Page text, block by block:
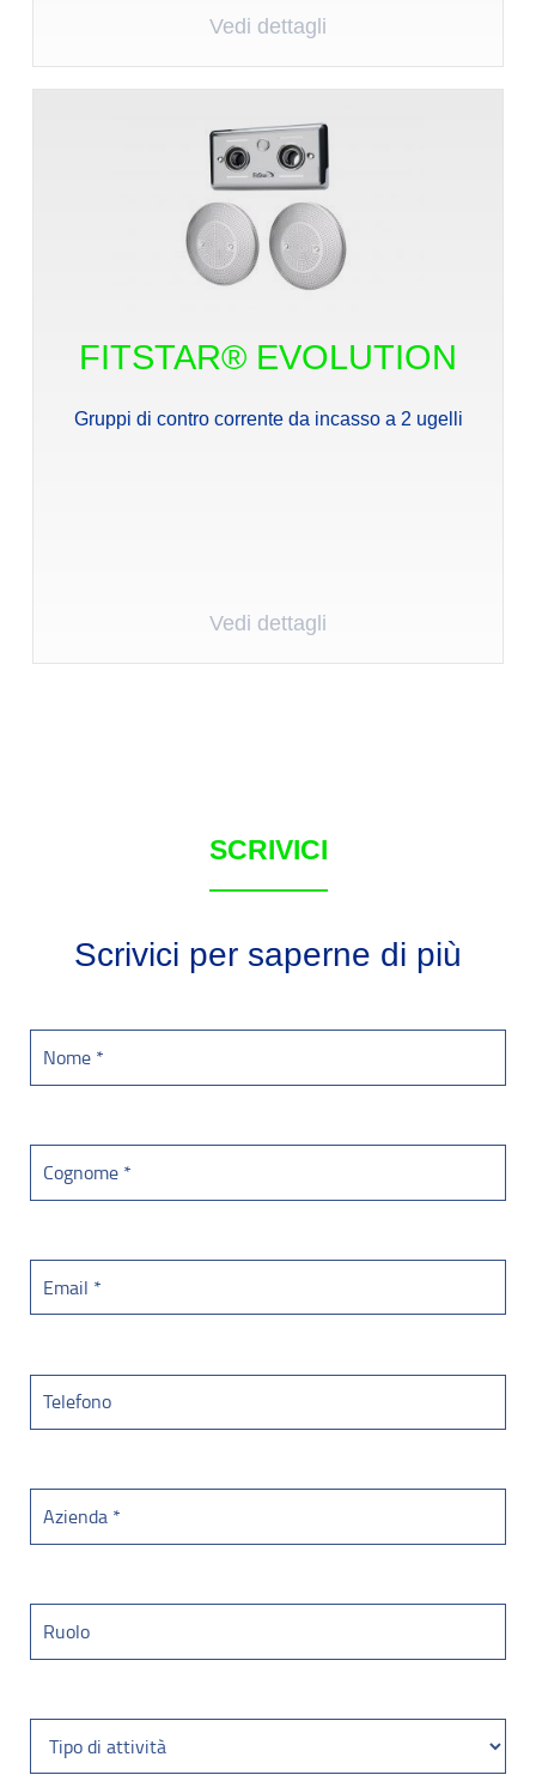
Vedi dettagli
FITSTAR® EVOLUTION
Gruppi di contro corrente da incasso a 2 ugelli
Vedi dettagli
SCRIVICI
Scrivici per saperne di più